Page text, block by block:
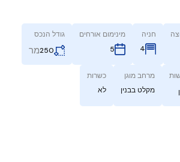
חניה
4
מינימום אורחים
5
גודל הנכס
250מר
מרחב מוגן
מקלט בבנין
כשרות
לא